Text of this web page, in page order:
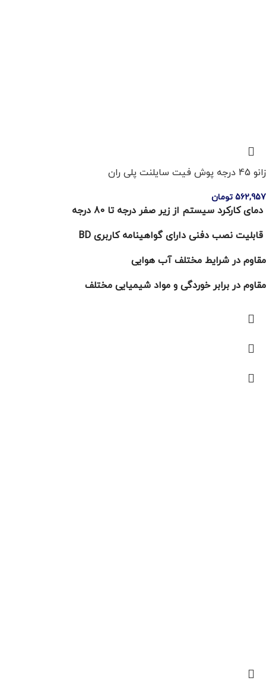
زانو 45 درجه پوش فیت سایلنت پلی ران
562,957 تومان
دمای کارکرد سیستم از زیر صفر درجه تا 80 درجه
قابلیت نصب دفنی دارای گواهینامه کاربری BD
مقاوم در شرایط مختلف آب هوایی
مقاوم در برابر خوردگی و مواد شیمیایی مختلف